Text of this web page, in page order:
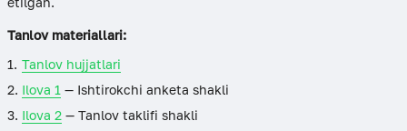
Tanlov materiallari:
Tanlov hujjatlari
Ilova 1 — Ishtirokchi anketa shakli
Ilova 2— Tanlov taklifi shakli